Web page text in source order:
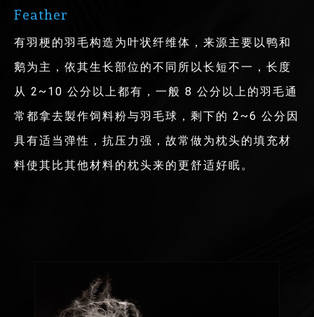
Feather
有羽梗的羽毛构造为叶状纤维体，来源主要以鸭和
鹅为主，依其生长部位的不同所以长短不一，长度
从 2~10 公分以上都有，一般 8 公分以上的羽毛通
常都拿去製作饲料粉与羽毛球，剩下的 2~6 公分因
具有适当弹性，抗压力强，故常做为枕头的填充材
料使其比其他材料的枕头来的更舒适好眠。